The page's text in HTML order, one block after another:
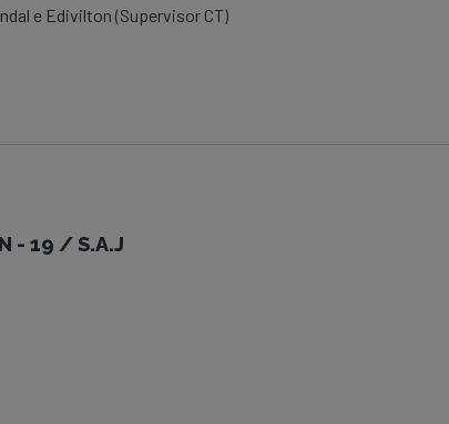
e Edivilton (Supervisor CT)
- 19 / S.A.J